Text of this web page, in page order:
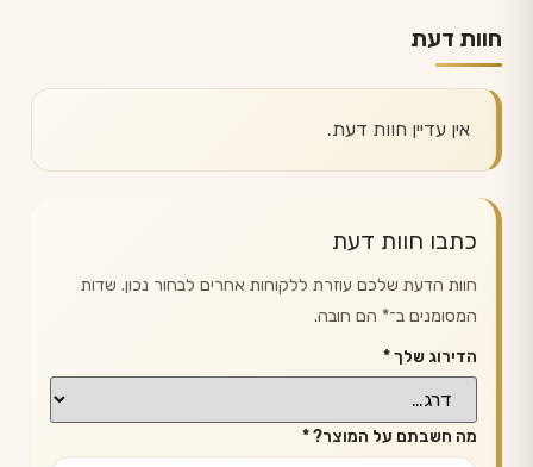
חוות דעת
אין עדיין חוות דעת.
כתבו חוות דעת
חוות הדעת שלכם עוזרת ללקוחות אחרים לבחור נכון. שדות
המסומנים ב־* הם חובה.
הדירוג שלך*
מה חשבתם על המוצר?*